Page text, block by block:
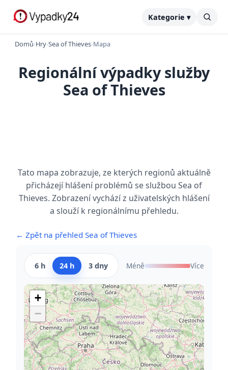
Kategorie ▾
Domů›Hry›Sea of Thieves›Mapa
Regionální výpadky služby
Sea of Thieves
Tato mapa zobrazuje, ze kterých regionů aktuálně
přicházejí hlášení problémů se službou Sea of
Thieves. Zobrazení vychází z uživatelských hlášení
a slouží k regionálnímu přehledu.
← Zpět na přehled Sea of Thieves
6 h 24 h 3 dny Méně Více
+
−